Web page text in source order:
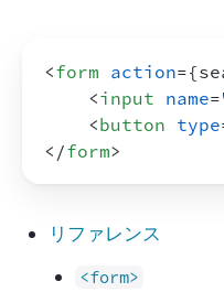
<form action={
<input name=
<button type
</form>
リファレンス
<form>